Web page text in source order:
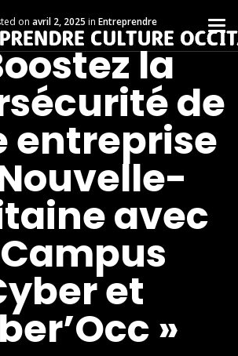
on avril 2, 2025 in Entreprendre
la
de
entreprise
avec
et
»